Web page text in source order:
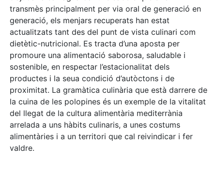
transmès principalment per via oral de generació en
generació, els menjars recuperats han estat
actualitzats tant des del punt de vista culinari com
dietètic-nutricional. Es tracta d’una aposta per
promoure una alimentació saborosa, saludable i
sostenible, en respectar l’estacionalitat dels
productes i la seua condició d’autòctons i de
proximitat. La gramàtica culinària que està darrere de
la cuina de les polopines és un exemple de la vitalitat
del llegat de la cultura alimentària mediterrània
arrelada a uns hàbits culinaris, a unes costums
alimentàries i a un territori que cal reivindicar i fer
valdre.